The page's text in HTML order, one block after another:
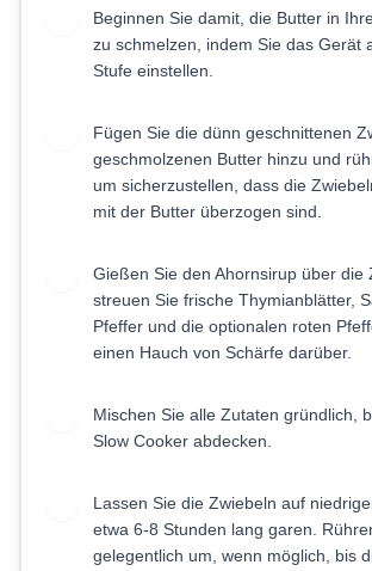
Beginnen Sie damit, die Butter in
zu schmelzen, indem Sie das Gerät
Stufe einstellen.
Fügen Sie die dünn geschnittenen
geschmolzenen Butter hinzu und
um sicherzustellen, dass die
mit der Butter überzogen sind.
Gießen Sie den Ahornsirup über die
streuen Sie frische Thymianblätter,
Pfeffer und die optionalen roten
einen Hauch von Schärfe darüber.
Mischen Sie alle Zutaten gründlich,
Slow Cooker abdecken.
Lassen Sie die Zwiebeln auf
etwa 6-8 Stunden lang garen.
gelegentlich um, wenn möglich, bis